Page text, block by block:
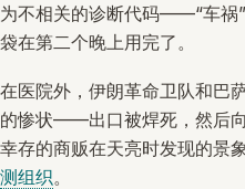
为不相关的诊断代码——“车祸
袋在第二个晚上用完了。
在医院外，伊朗革命卫队和巴
的惨状——出口被焊死，然后
幸存的商贩在天亮时发现的景象
测组织。